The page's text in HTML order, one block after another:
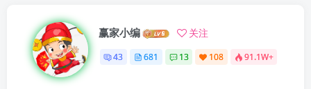
赢家小编 关注
43 681 13 108 91.1W+